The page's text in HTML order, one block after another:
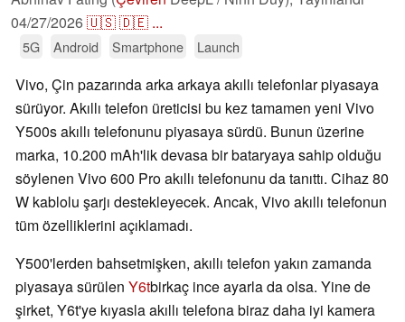
04/27/2026🇺🇸🇩🇪 ...
5G Android Smartphone Launch
Vivo, Çin pazarında arka arkaya akıllı telefonlar piyasaya
sürüyor. Akıllı telefon üreticisi bu kez tamamen yeni Vivo
Y500s akıllı telefonunu piyasaya sürdü. Bunun üzerine
marka, 10.200 mAh'lik devasa bir bataryaya sahip olduğu
söylenen Vivo 600 Pro akıllı telefonunu da tanıttı. Cihaz 80
W kablolu şarjı destekleyecek. Ancak, Vivo akıllı telefonun
tüm özelliklerini açıklamadı.
Y500'lerden bahsetmişken, akıllı telefon yakın zamanda
piyasaya sürülen Y6tbirkaç ince ayarla da olsa. Yine de
şirket, Y6t'ye kıyasla akıllı telefona biraz daha iyi kamera